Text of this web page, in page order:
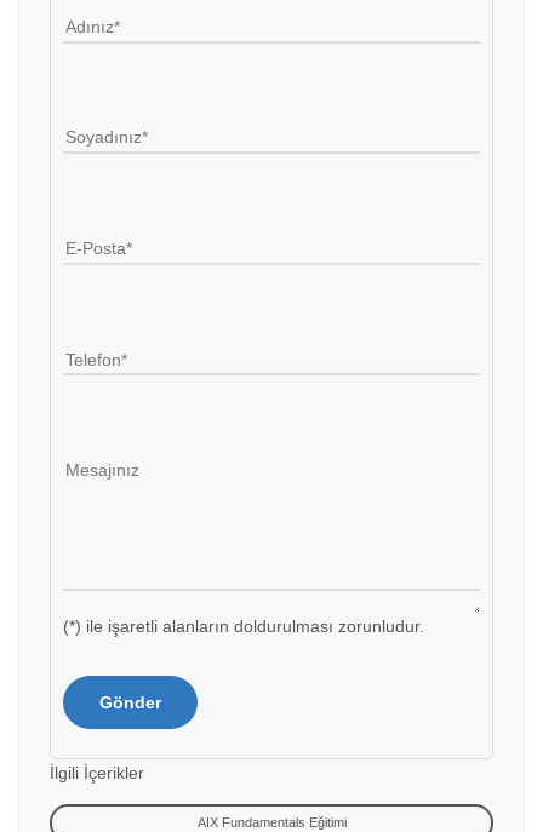
(*) ile işaretli alanların doldurulması zorunludur.
İlgili İçerikler
AIX Fundamentals Eğitimi